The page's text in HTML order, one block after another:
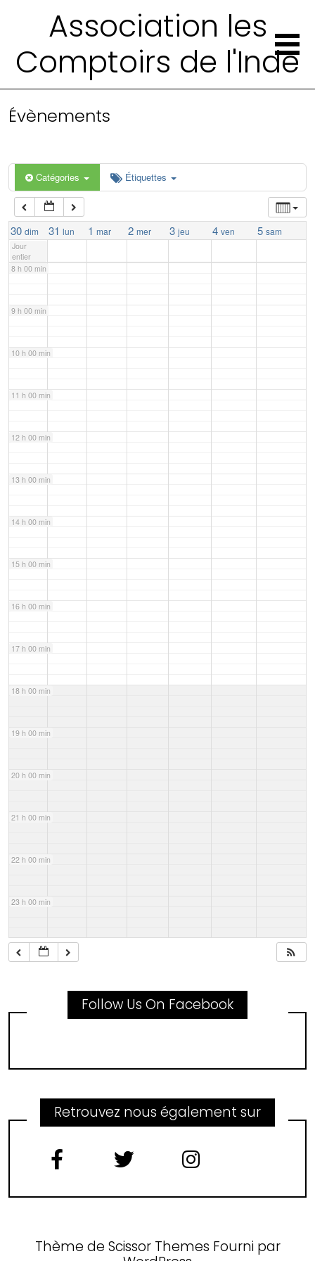
Association les
Comptoirs de l'Inde
Évènements
Catégories Étiquettes
30 dim 31 lun 1 mar 2 mer 3 jeu 4 ven 5 sam
Jour
entier
3 h 00 min
6 h 00 min
7 h 00 min
8 h 00 min
9 h 00 min
10 h 00 min
11 h 00 min
12 h 00 min
13 h 00 min
14 h 00 min
15 h 00 min
16 h 00 min
17 h 00 min
18 h 00 min
19 h 00 min
20 h 00 min
21 h 00 min
22 h 00 min
23 h 00 min
Follow Us On Facebook
Retrouvez nous également sur
Thème de Scissor Themes Fourni par